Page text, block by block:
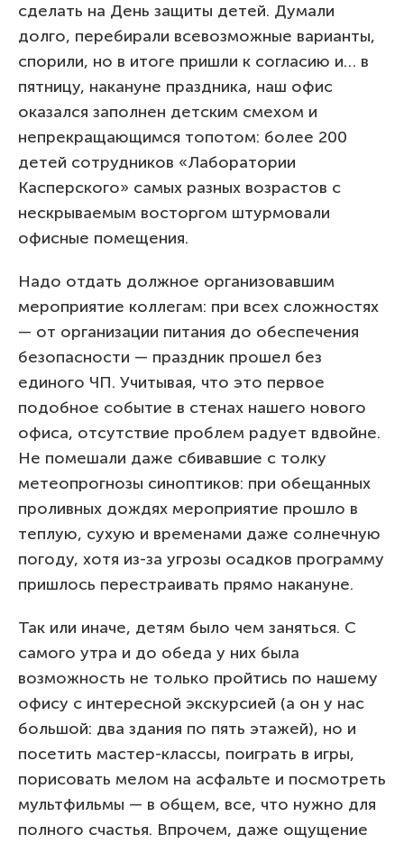
сделать на День защиты детей. Думали
долго, перебирали всевозможные варианты,
спорили, но в итоге пришли к согласию и… в
пятницу, накануне праздника, наш офис
оказался заполнен детским смехом и
непрекращающимся топотом: более 200
детей сотрудников «Лаборатории
Касперского» самых разных возрастов с
нескрываемым восторгом штурмовали
офисные помещения.
Надо отдать должное организовавшим
мероприятие коллегам: при всех сложностях
— от организации питания до обеспечения
безопасности — праздник прошел без
единого ЧП. Учитывая, что это первое
подобное событие в стенах нашего нового
офиса, отсутствие проблем радует вдвойне.
Не помешали даже сбивавшие с толку
метеопрогнозы синоптиков: при обещанных
проливных дождях мероприятие прошло в
теплую, сухую и временами даже солнечную
погоду, хотя из-за угрозы осадков программу
пришлось перестраивать прямо накануне.
Так или иначе, детям было чем заняться. С
самого утра и до обеда у них была
возможность не только пройтись по нашему
офису с интересной экскурсией (а он у нас
большой: два здания по пять этажей), но и
посетить мастер-классы, поиграть в игры,
порисовать мелом на асфальте и посмотреть
мультфильмы — в общем, все, что нужно для
полного счастья. Впрочем, даже ощущение